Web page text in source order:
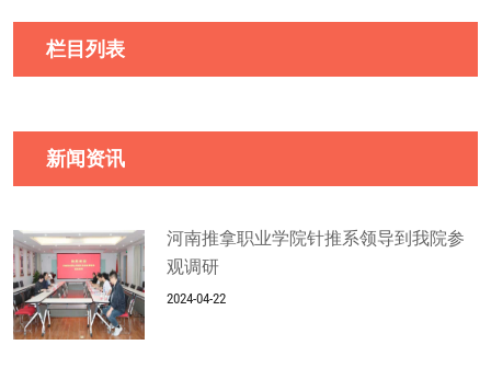
栏目列表
新闻资讯
河南推拿职业学院针推系领导到我院参
观调研
2024-04-22